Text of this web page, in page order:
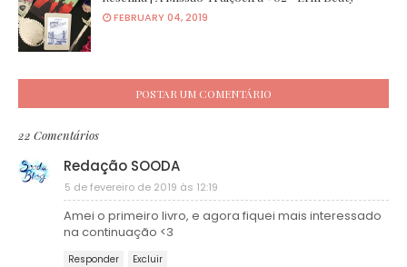
FEBRUARY 04, 2019
POSTAR UM COMENTÁRIO
22 Comentários
Redação SOODA
5 de fevereiro de 2019 às 12:19
Amei o primeiro livro, e agora fiquei mais interessado
na continuação <3
Responder Excluir